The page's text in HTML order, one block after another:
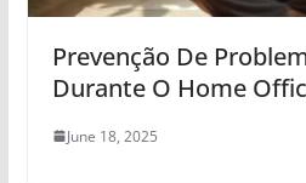
Prevenção De
Durante O Home
June 18, 2025